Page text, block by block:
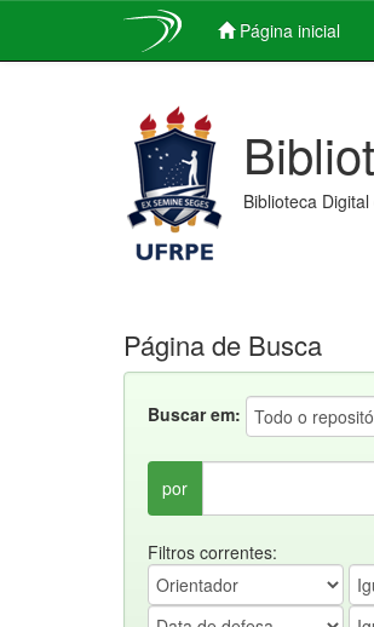
Página inicial
Biblioteca
Página de Busca
Buscar em:
por
Filtros correntes: